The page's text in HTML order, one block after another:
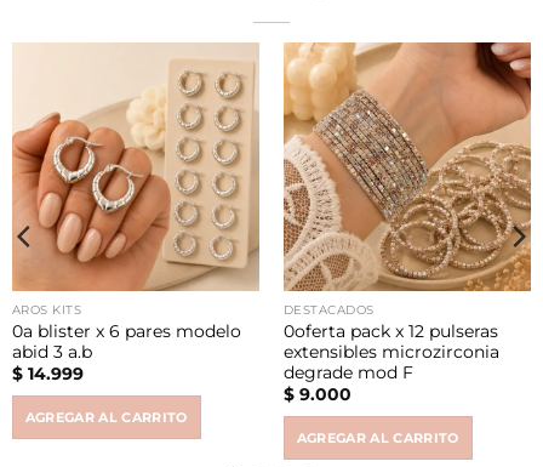
AROS KITS
0a blister x 6 pares modelo
abid 3 a.b
$14.999
AGREGAR AL CARRITO
DESTACADOS
0oferta pack x 12 pulseras
extensibles microzirconia
degrade mod F
$9.000
AGREGAR AL CARRITO